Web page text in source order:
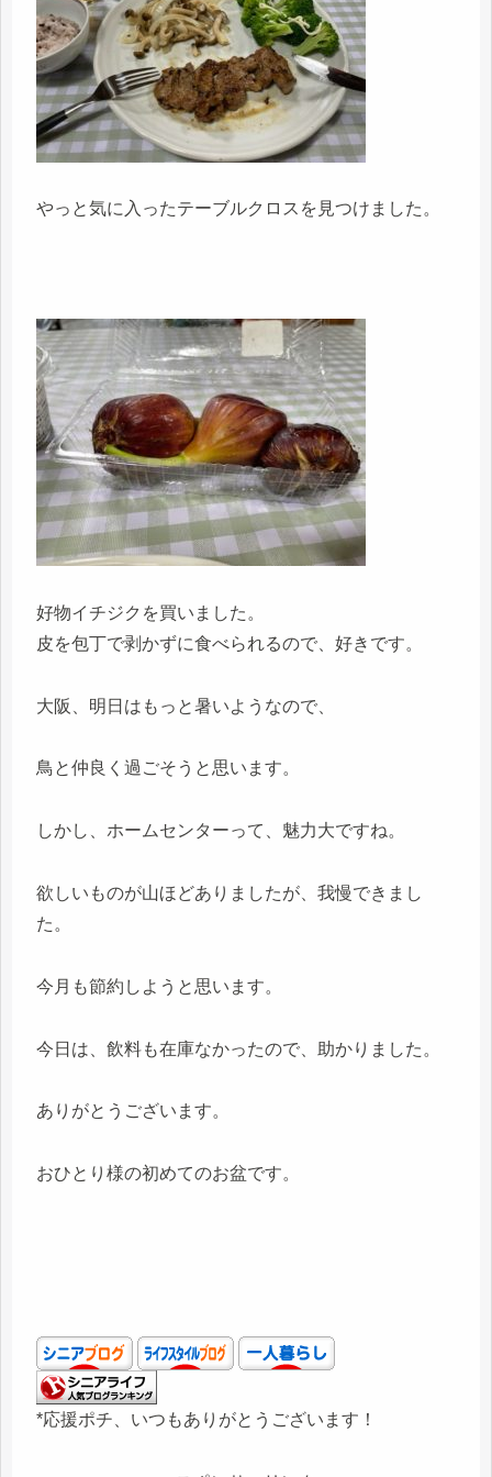
やっと気に入ったテーブルクロスを見つけました。
好物イチジクを買いました。
皮を包丁で剥かずに食べられるので、好きです。
大阪、明日はもっと暑いようなので、
鳥と仲良く過ごそうと思います。
しかし、ホームセンターって、魅力大ですね。
欲しいものが山ほどありましたが、我慢できまし
た。
今月も節約しようと思います。
今日は、飲料も在庫なかったので、助かりました。
ありがとうございます。
おひとり様の初めてのお盆です。
*応援ポチ、いつもありがとうございます！